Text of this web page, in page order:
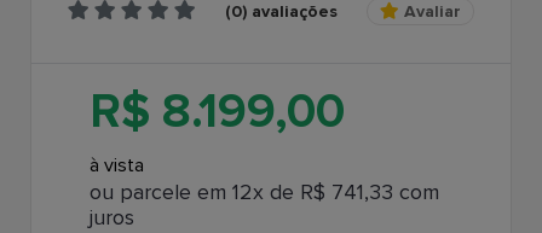
(0) avaliações Avaliar
R$ 8.199,00
à vista
ou parcele em 12x de R$ 741,33 com
juros